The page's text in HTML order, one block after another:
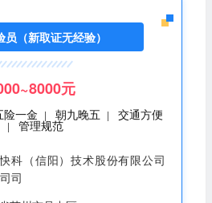
员（新取证无经验）
元
险一金 | 朝九晚五 | 交通方便
| 管理规范
科（信阳）技术股份有限公司
司